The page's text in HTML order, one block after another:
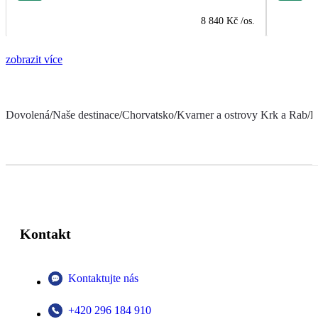
8 840 Kč /os.
zobrazit více
Dovolená/Naše destinace/Chorvatsko/Kvarner a ostrovy Krk a Rab/
Kontakt
Kontaktujte nás
+420 296 184 910